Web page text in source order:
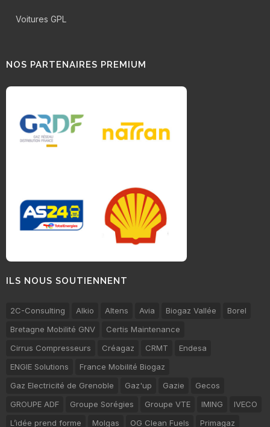
Voitures GPL
NOS PARTENAIRES PREMIUM
ILS NOUS SOUTIENNENT
2C-Consulting Alkio Altens Avia Biogaz Vallée
Borel
Bretagne Mobilité GNV
Certis Maintenance
Cirrus Compresseurs
Créagaz CRMT
Endesa
ENGIE Solutions
France Mobilité Biogaz
Gaz Electricité de Grenoble
Gaz'up Gazie
Gecos
GROUPE ADF
Groupe Sorégies Groupe VTE IMING
IVECO
L’idée prend forme
Molgas OG Clean Fuels Primagaz